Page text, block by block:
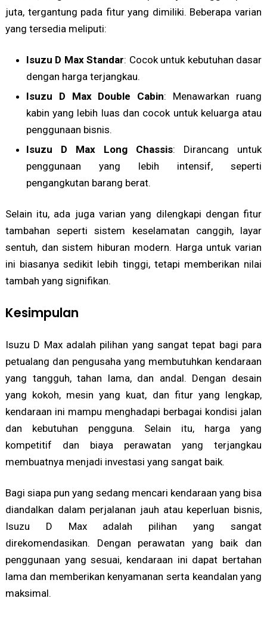
juta, tergantung pada fitur yang dimiliki. Beberapa varian
yang tersedia meliputi:
Isuzu D Max Standar: Cocok untuk kebutuhan dasar
dengan harga terjangkau.
Isuzu D Max Double Cabin: Menawarkan ruang
kabin yang lebih luas dan cocok untuk keluarga atau
penggunaan bisnis.
Isuzu D Max Long Chassis: Dirancang untuk
penggunaan yang lebih intensif, seperti
pengangkutan barang berat.
Selain itu, ada juga varian yang dilengkapi dengan fitur
tambahan seperti sistem keselamatan canggih, layar
sentuh, dan sistem hiburan modern. Harga untuk varian
ini biasanya sedikit lebih tinggi, tetapi memberikan nilai
tambah yang signifikan.
Kesimpulan
Isuzu D Max adalah pilihan yang sangat tepat bagi para
petualang dan pengusaha yang membutuhkan kendaraan
yang tangguh, tahan lama, dan andal. Dengan desain
yang kokoh, mesin yang kuat, dan fitur yang lengkap,
kendaraan ini mampu menghadapi berbagai kondisi jalan
dan kebutuhan pengguna. Selain itu, harga yang
kompetitif dan biaya perawatan yang terjangkau
membuatnya menjadi investasi yang sangat baik.
Bagi siapa pun yang sedang mencari kendaraan yang bisa
diandalkan dalam perjalanan jauh atau keperluan bisnis,
Isuzu D Max adalah pilihan yang sangat
direkomendasikan. Dengan perawatan yang baik dan
penggunaan yang sesuai, kendaraan ini dapat bertahan
lama dan memberikan kenyamanan serta keandalan yang
maksimal.